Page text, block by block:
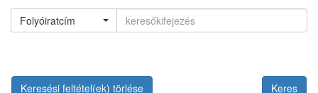
Folyóiratcím
Keresési feltétel(ek) törlése